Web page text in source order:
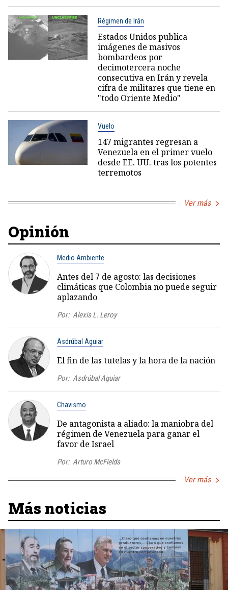
Régimen de Irán
Estados Unidos publica
imágenes de masivos
bombardeos por
decimotercera noche
consecutiva en Irán y revela
cifra de militares que tiene en
"todo Oriente Medio"
Vuelo
147 migrantes regresan a
Venezuela en el primer vuelo
desde EE. UU. tras los potentes
terremotos
Ver más
Opinión
Medio Ambiente
Antes del 7 de agosto: las decisiones
climáticas que Colombia no puede seguir
aplazando
Por: Alexis L. Leroy
Asdrúbal Aguiar
El fin de las tutelas y la hora de la nación
Por: Asdrúbal Aguiar
Chavismo
De antagonista a aliado: la maniobra del
régimen de Venezuela para ganar el
favor de Israel
Por: Arturo McFields
Ver más
Más noticias